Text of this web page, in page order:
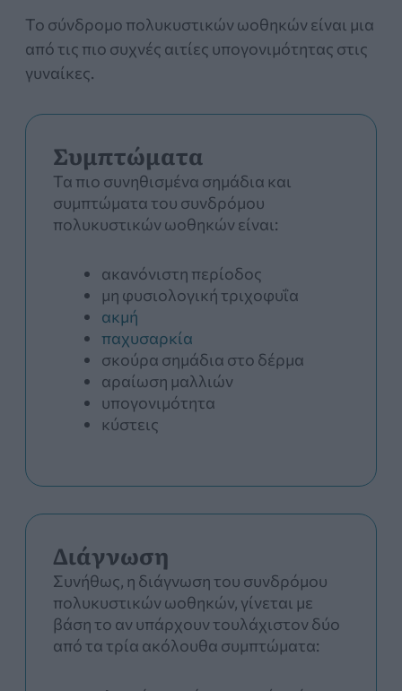
Το σύνδρομο πολυκυστικών ωοθηκών είναι μια
από τις πιο συχνές αιτίες υπογονιμότητας στις
γυναίκες.
Συμπτώματα
Τα πιο συνηθισμένα σημάδια και
συμπτώματα του συνδρόμου
πολυκυστικών ωοθηκών είναι:
ακανόνιστη περίοδος
μη φυσιολογική τριχοφυΐα
ακμή
παχυσαρκία
σκούρα σημάδια στο δέρμα
αραίωση μαλλιών
υπογονιμότητα
κύστεις
Διάγνωση
Συνήθως, η διάγνωση του συνδρόμου
πολυκυστικών ωοθηκών, γίνεται με
βάση το αν υπάρχουν τουλάχιστον δύο
από τα τρία ακόλουθα συμπτώματα: